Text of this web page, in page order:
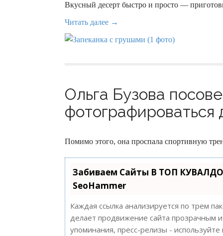
Вкусный десерт быстро и просто —
Читать далее →
Ольга Бузова
фотографироваться
Помимо этого, она проспала спортивную
Забиваем Сайты В ТОП
SeoHammer
Каждая ссылка анализируется по трем
делает продвижение сайта прозрачным
упоминания, пресс-релизы -